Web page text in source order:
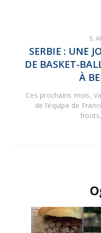
5.
SERBIE : UNE
DE BASKET-
À
Ces prochains mois,
de l’équipe de